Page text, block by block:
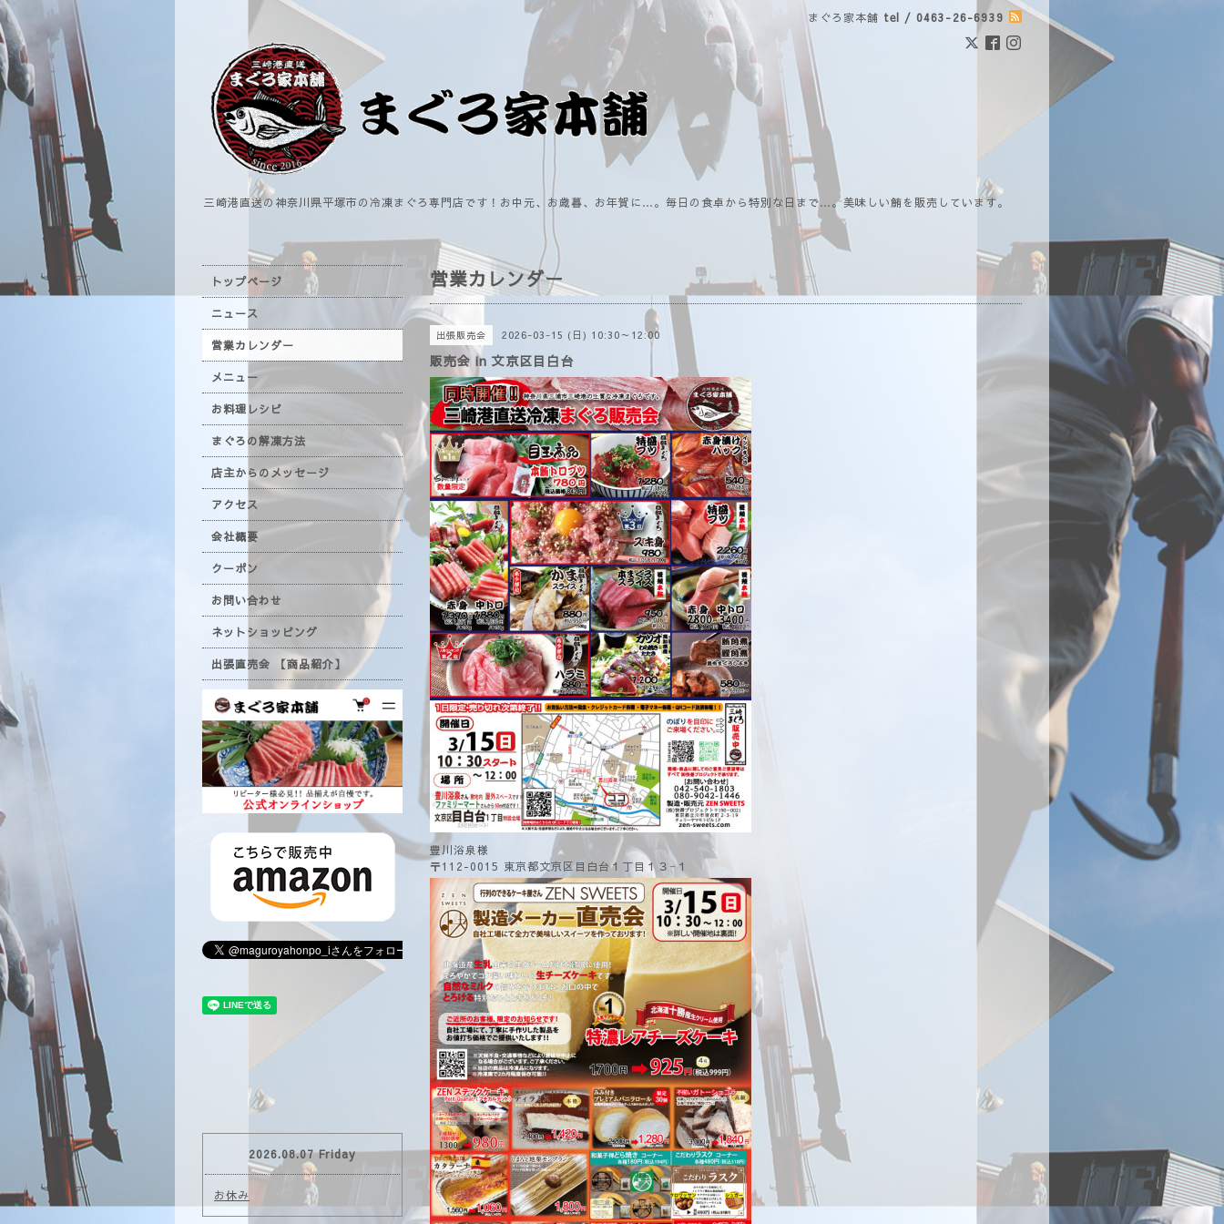
まぐろ家本舗 tel / 0463-26-6939
三崎港直送の神奈川県平塚市の冷凍まぐろ専門店です！お中元、お歳暮、お年賀に…。毎日の食卓から特別な日まで…。美味しい鮪を販売しています。
営業カレンダー
出張販売会 2026-03-15 (日) 10:30～12:00
販売会 in 文京区目白台
豊川浴泉様
〒112-0015 東京都文京区目白台１丁目１３−１
トップページ
ニュース
営業カレンダー
メニュー
お料理レシピ
まぐろの解凍方法
店主からのメッセージ
アクセス
会社概要
クーポン
お問い合わせ
ネットショッピング
出張直売会 【商品紹介】
2026.08.07 Friday
お休み